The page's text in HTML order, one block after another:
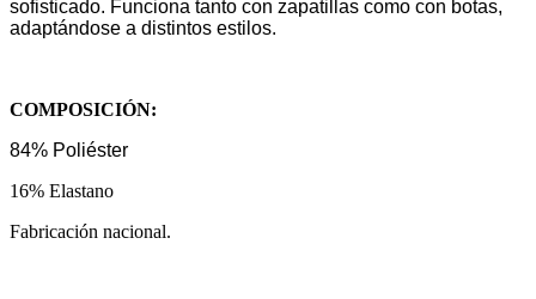
sofisticado. Funciona tanto con zapatillas como con botas,
adaptándose a distintos estilos.
COMPOSICIÓN:
84% Poliéster
16% Elastano
Fabricación nacional.